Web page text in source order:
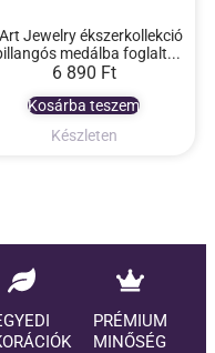
Készleten
6 890 Ft
Jewelry ékszerkollekció
medálba foglalt...
Kosárba teszem
PRÉMIUM
MINŐSÉG